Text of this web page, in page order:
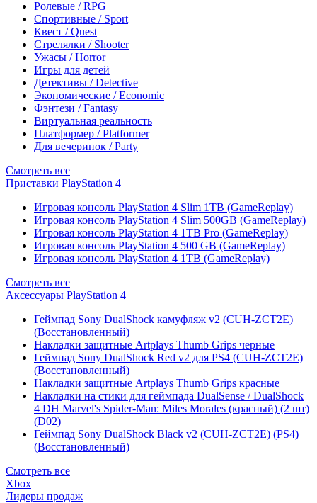
Ролевые / RPG
Спортивные / Sport
Квест / Quest
Стрелялки / Shooter
Ужасы / Horror
Игры для детей
Детективы / Detective
Экономические / Economic
Фэнтези / Fantasy
Виртуальная реальность
Платформер / Platformer
Для вечеринок / Party
Смотреть все
Приставки PlayStation 4
Игровая консоль PlayStation 4 Slim 1TB (GameReplay)
Игровая консоль PlayStation 4 Slim 500GB (GameReplay)
Игровая консоль PlayStation 4 1TB Pro (GameReplay)
Игровая консоль PlayStation 4 500 GB (GameReplay)
Игровая консоль PlayStation 4 1TB (GameReplay)
Смотреть все
Аксессуары PlayStation 4
Геймпад Sony DualShock камуфляж v2 (CUH-ZCT2E)
(Восстановленный)
Накладки защитные Artplays Thumb Grips черные
Геймпад Sony DualShock Red v2 для PS4 (CUH-ZCT2E)
(Восстановленный)
Накладки защитные Artplays Thumb Grips красные
Накладки на стики для геймпада DualSense / DualShock
4 DH Marvel's Spider-Man: Miles Morales (красный) (2 шт)
(D02)
Геймпад Sony DualShock Black v2 (CUH-ZCT2E) (PS4)
(Восстановленный)
Смотреть все
Xbox
Лидеры продаж